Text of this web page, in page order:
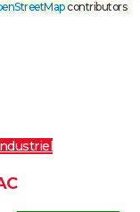
contributors